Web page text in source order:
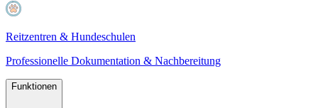
Reitzentren & Hundeschulen
Professionelle Dokumentation & Nachbereitung
Funktionen